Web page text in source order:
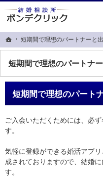
ホーム
短期間で理想のパートナーと
短期間で理想のパートナ
ビジネスマンの婚活を応援します！
銀座・有楽町の婚活なら本気の30代
短期間で理想のパート
ご入会いただくためには、必
す。
気軽に登録ができる婚活アプ
成されておりますので、結婚
す。
ホーム
短期間で理想のパートナーと